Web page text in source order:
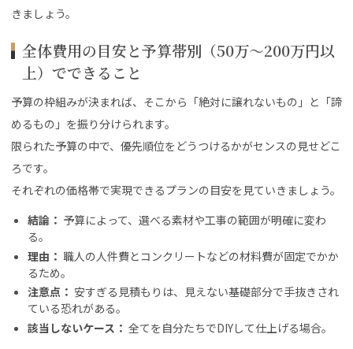
きましょう。
全体費用の目安と予算帯別（50万〜200万円以
上）でできること
予算の枠組みが決まれば、そこから「絶対に譲れないもの」と「諦
めるもの」を振り分けられます。
限られた予算の中で、優先順位をどうつけるかがセンスの見せどこ
ろです。
それぞれの価格帯で実現できるプランの目安を見ていきましょう。
結論： 予算によって、選べる素材や工事の範囲が明確に変わ
る。
理由： 職人の人件費とコンクリートなどの材料費が固定でかか
るため。
注意点： 安すぎる見積もりは、見えない基礎部分で手抜きされ
ている恐れがある。
該当しないケース： 全てを自分たちでDIYして仕上げる場合。